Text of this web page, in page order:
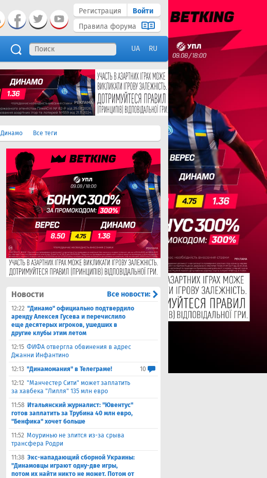
Регистрация
Войти
Правила форума
UA RU
Динамо Все теги
Новости Все новости:
12:22 "Динамо" официально подтвердило
аренду Алексея Гусева и перечислило
еще десятерых игроков, ушедших в
другие клубы этим летом
12:15 ФИФА отвергла обвинения в адрес
Джанни Инфантино
12:13 "Динамомания" в Телеграме!
10
12:12 "Манчестер Сити" может заплатить
за хавбека "Лилля" 135 млн евро
11:58 Итальянский журналист: "Ювентус"
готов заплатить за Трубина 40 млн евро,
"Бенфика" хочет больше
11:52 Моуринью не злится из-за срыва
трансфера Родри
11:38 Экс-нападающий сборной Украины:
"Динамовцы играют одну-две игры,
потом их найти никто не может. Потом от